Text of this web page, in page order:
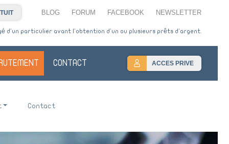
BLOG FORUM FACEBOOK NEWSLETTER
d'un particulier avant l'obtention d'un ou plusieurs prêts d'argent.
CONTACT ACCES PRIVE
Contact